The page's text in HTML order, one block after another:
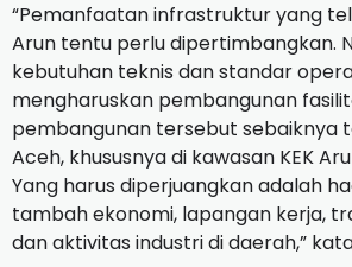
“Pemanfaatan infrastruktur yang
Arun tentu perlu dipertimbangkan.
kebutuhan teknis dan standar
mengharuskan pembangunan
pembangunan tersebut sebaiknya
Aceh, khususnya di kawasan KEK
Yang harus diperjuangkan adalah
tambah ekonomi, lapangan kerja,
dan aktivitas industri di daerah,”